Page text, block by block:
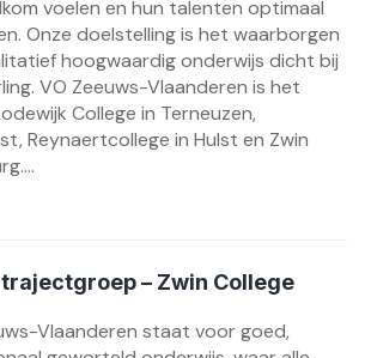
voelen en hun talenten optimaal
Onze doelstelling is het waarborgen
hoogwaardig onderwijs dicht bij
VO Zeeuws-Vlaanderen is het
College in Terneuzen,
Reynaertcollege in Hulst en Zwin
– Zwin College
Vlaanderen staat voor goed,